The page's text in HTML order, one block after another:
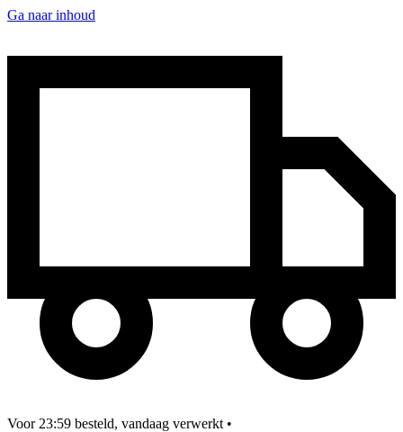
Ga naar inhoud
Voor 23:59 besteld, vandaag verwerkt •